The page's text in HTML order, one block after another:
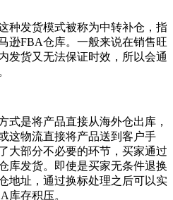
种发货模式被称为中转补仓，指
逊FBA仓库。一般来说在销售旺
发货又无法保证时效，所以会通
式是将产品直接从海外仓出库，
这物流直接将产品送到客户手
大部分不必要的环节，买家通过
库发货。即使是买家无条件退换
地址，通过换标处理之后可以实
库存积压。